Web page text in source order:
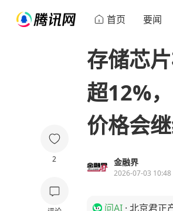
首页 要闻
2
存储芯
超12%
价格会
金融界
2026-07-03 10:48
问AI · 北京君正